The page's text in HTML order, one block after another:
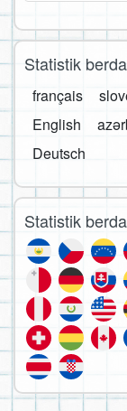
Statistik
français
English
Deutsch
Statistik